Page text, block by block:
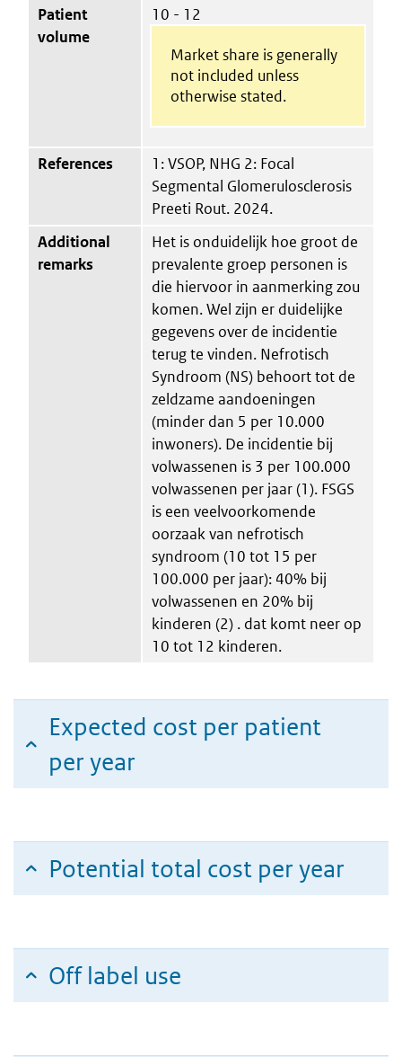
Patient
volume
10 - 12
Market share is generally
not included unless
otherwise stated.
References
1: VSOP, NHG 2: Focal
Segmental Glomerulosclerosis
Preeti Rout. 2024.
Additional
remarks
Het is onduidelijk hoe groot de
prevalente groep personen is
die hiervoor in aanmerking zou
komen. Wel zijn er duidelijke
gegevens over de incidentie
terug te vinden. Nefrotisch
Syndroom (NS) behoort tot de
zeldzame aandoeningen
(minder dan 5 per 10.000
inwoners). De incidentie bij
volwassenen is 3 per 100.000
volwassenen per jaar (1). FSGS
is een veelvoorkomende
oorzaak van nefrotisch
syndroom (10 tot 15 per
100.000 per jaar): 40% bij
volwassenen en 20% bij
kinderen (2) . dat komt neer op
10 tot 12 kinderen.
Expected cost per patient
per year
Potential total cost per year
Off label use